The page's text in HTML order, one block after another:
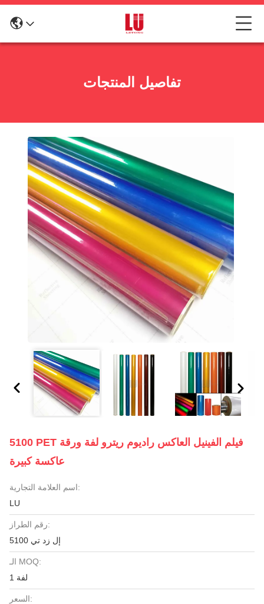
تفاصيل المنتجات
5100 PET فيلم الفينيل العاكس راديوم ريترو لفة ورقة
عاكسة كبيرة
اسم العلامة التجارية:
LU
رقم الطراز:
إل زد تي 5100
الـ MOQ:
1 لفة
السعر: